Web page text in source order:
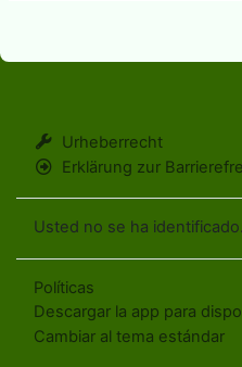
Urheberrecht
Erklärung zur
Usted no se ha
Políticas
Descargar la app para
Cambiar al tema estándar